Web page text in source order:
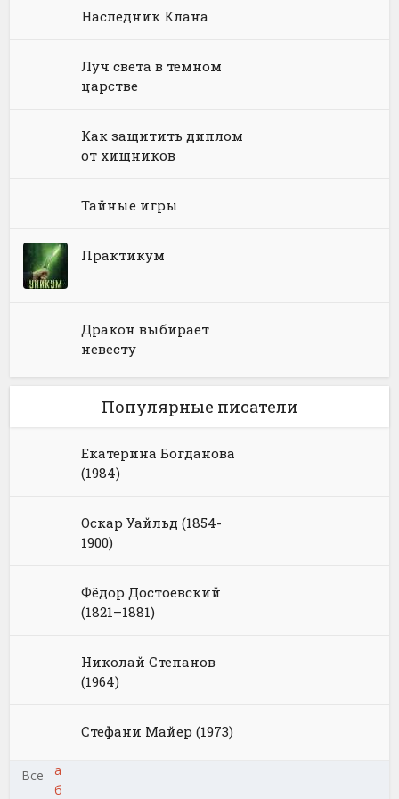
Юмористическая фантастика
Фэнтези про драконов
Юмористическое фэнтези
Наследник Клана
Луч света в темном
царстве
Как защитить диплом
от хищников
Тайные игры
Практикум
Дракон выбирает
невесту
Популярные писатели
Екатерина Богданова
(1984)
Оскар Уайльд (1854-
1900)
Фёдор Достоевский
(1821–1881)
Николай Степанов
(1964)
Стефани Майер (1973)
Все
а
б